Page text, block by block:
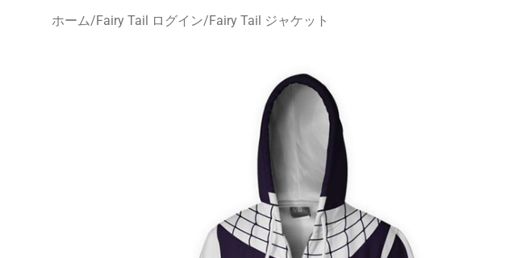
ホーム/Fairy Tail ログイン/Fairy Tail ジャケット